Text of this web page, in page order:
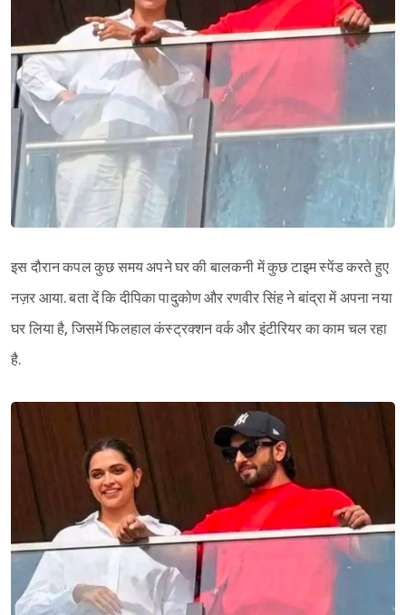
इस दौरान कपल कुछ समय अपने घर की बालकनी में कुछ टाइम स्पेंड करते हुए
नज़र आया. बता दें कि दीपिका पादुकोण और रणवीर सिंह ने बांद्रा में अपना नया
घर लिया है, जिसमें फिलहाल कंस्ट्रक्शन वर्क और इंटीरियर का काम चल रहा
है.